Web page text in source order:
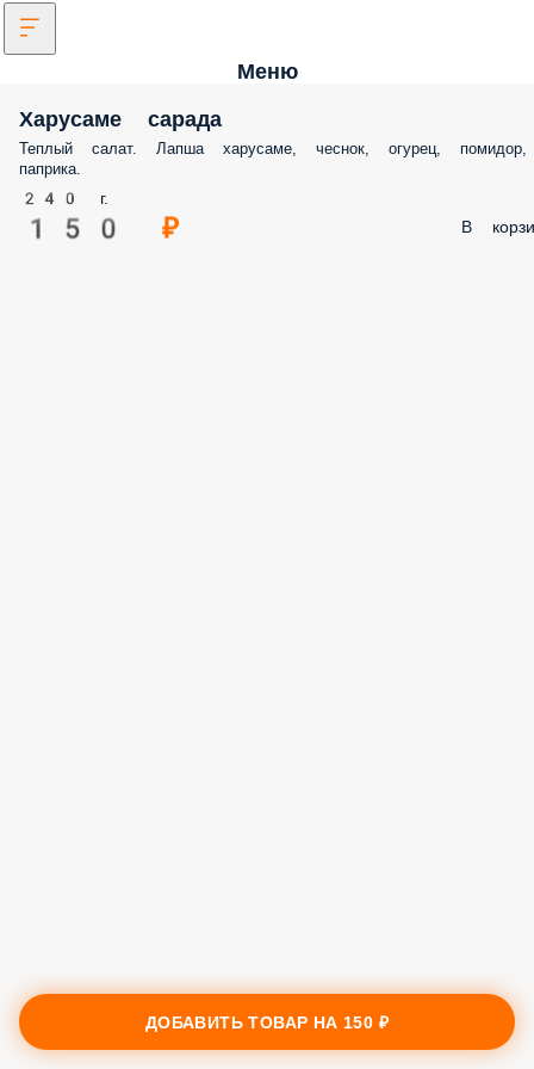
Меню
Харусаме сарада
Теплый салат. Лапша харусаме, чеснок, огурец, помидор,
паприка.
240 г.
150 ₽ В
ДОБАВИТЬ ТОВАР НА 150 ₽